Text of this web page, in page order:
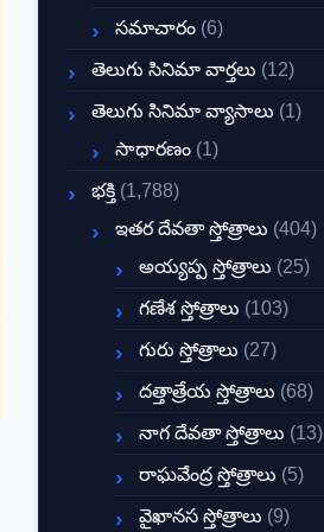
సమాచారం (6)
తెలుగు సినిమా వార్తలు (12)
తెలుగు సినిమా వ్యాసాలు (1)
సాధారణం (1)
భక్తి (1,788)
ఇతర దేవతా స్తోత్రాలు (404)
అయ్యప్ప స్తోత్రాలు (25)
గణేశ స్తోత్రాలు (103)
గురు స్తోత్రాలు (27)
దత్తాత్రేయ స్తోత్రాలు (68)
నాగ దేవతా స్తోత్రాలు (13)
రాఘవేంద్ర స్తోత్రాలు (5)
వైఖానస స్తోత్రాలు (9)